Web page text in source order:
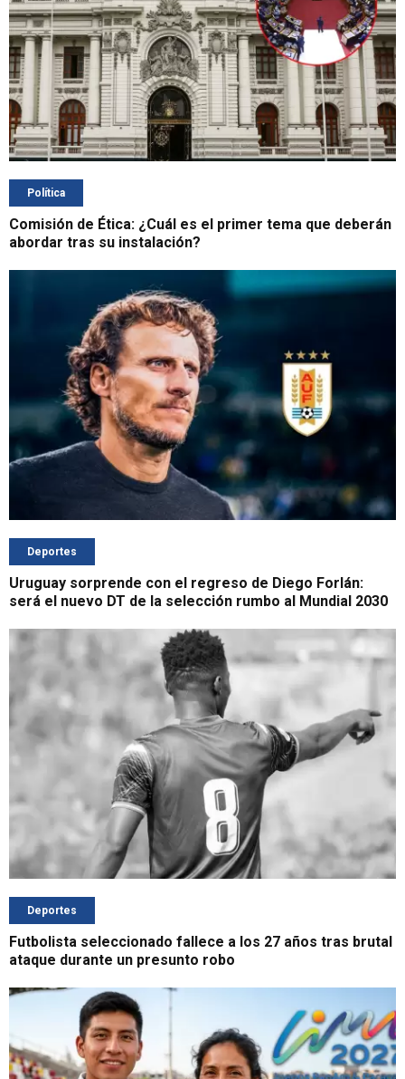
Política
Comisión de Ética: ¿Cuál es el primer tema que deberán
abordar tras su instalación?
Deportes
Uruguay sorprende con el regreso de Diego Forlán:
será el nuevo DT de la selección rumbo al Mundial 2030
Deportes
Futbolista seleccionado fallece a los 27 años tras brutal
ataque durante un presunto robo